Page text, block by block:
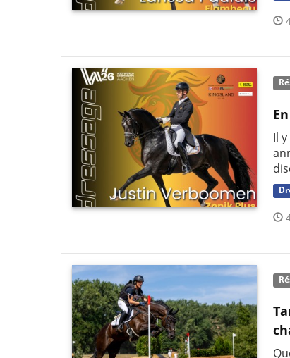
Il